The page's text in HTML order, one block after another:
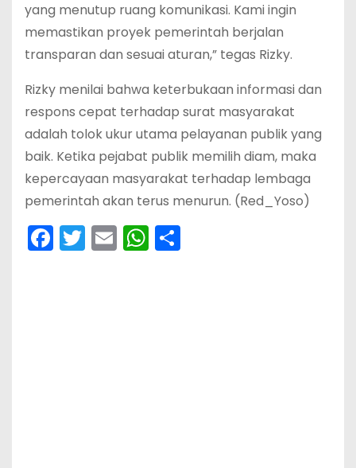
yang menutup ruang komunikasi. Kami ingin
memastikan proyek pemerintah berjalan
transparan dan sesuai aturan,” tegas Rizky.
Rizky menilai bahwa keterbukaan informasi dan
respons cepat terhadap surat masyarakat
adalah tolok ukur utama pelayanan publik yang
baik. Ketika pejabat publik memilih diam, maka
kepercayaan masyarakat terhadap lembaga
pemerintah akan terus menurun. (Red_Yoso)
F
a
T
w
E
m
W
h